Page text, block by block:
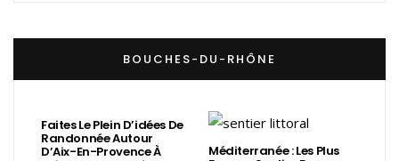
BOUCHES-DU-RHÔNE
Faites Le Plein D’idées De
Randonnée Autour
D’Aix-En-Provence À Méditerranée : Les Plus